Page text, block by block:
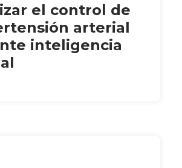
el control de
arterial
inteligencia